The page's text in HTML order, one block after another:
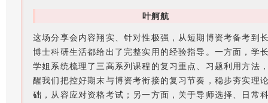
叶舸航
这场分享会内容翔实、针对性极强，从短期博资考备考到
博士科研生活都给出了完整实用的经验指导。一方面，学
学姐系统梳理了三高系列课程的复习重点、习题利用方法
醒我们把控好期末与博资考衔接的复习节奏，稳步夯实理
础，从容应对资格考试；另一方面，关于导师选择、日常